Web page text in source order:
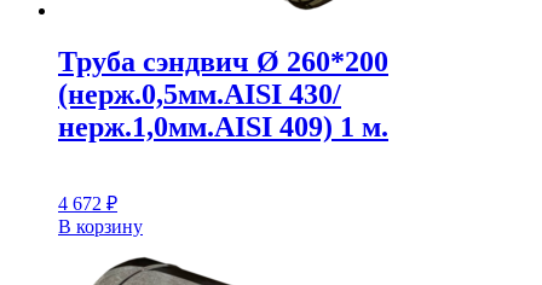
Труба сэндвич Ø 260*200
(нерж.0,5мм.AISI 430/
нерж.1,0мм.AISI 409) 1 м.
4 672 ₽
В корзину